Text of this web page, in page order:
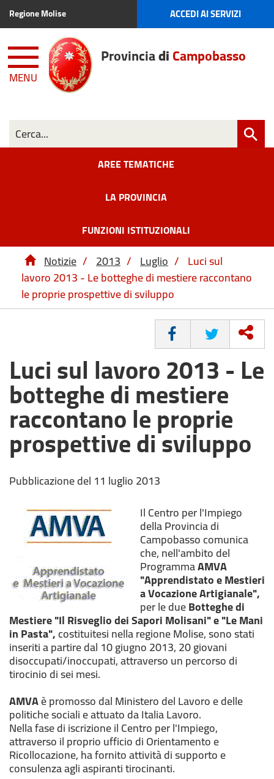
Regione Molise ACCEDI AI SERVIZI
MENU
ProvinciadiCampobasso
AREE TEMATICHE
LA PROVINCIA
FUNZIONI ISTITUZIONALI
Notizie / 2013 / Luglio / Luci sul
lavoro 2013 - Le botteghe di mestiere raccontano
le proprie prospettive di sviluppo
CONDIVIDI
Luci sul lavoro 2013 - Le
botteghe di mestiere
raccontano le proprie
prospettive di sviluppo
Pubblicazione del 11 luglio 2013
Il Centro per l'Impiego
della Provincia di
Campobasso comunica
che, nell'ambito del
ProgrammaAMVA
"Apprendistato e Mestieri
a Vocazione Artigianale",
per le dueBotteghe di
Mestiere "Il Risveglio dei Sapori Molisani" e "Le Mani
in Pasta",costituitesi nella regione Molise, sono stati
inseriti a partire dal 10 giugno 2013, 20 giovani
disoccupati/inoccupati, attraverso un percorso di
tirocinio di sei mesi.
AMVAè promosso dal Ministero del Lavoro e delle
politiche sociali e attuato da Italia Lavoro.
Nella fase di iscrizione il Centro per l'Impiego,
attraverso il proprio ufficio di Orientamento e
Ricollocazione, ha fornito attività di supporto e
consulenza agli aspiranti tirocinanti.